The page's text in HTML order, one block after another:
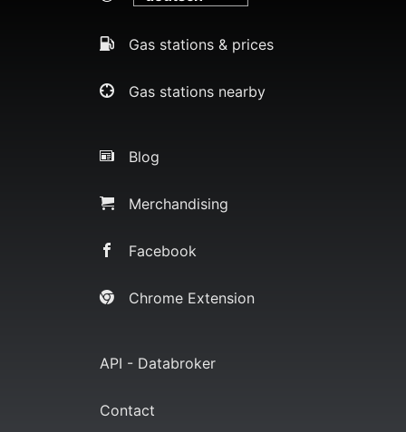
Gas stations & prices
Gas stations nearby
Blog
Merchandising
Facebook
Chrome Extension
API - Databroker
Contact